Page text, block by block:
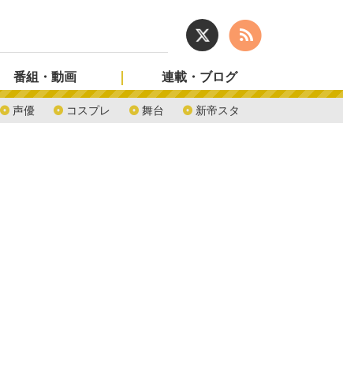
声優 コスプレ 舞台 新帝スタ
番組・動画 連載・ブログ